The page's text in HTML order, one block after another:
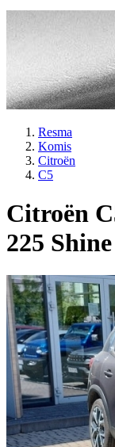
Resma
Komis
Citroën
C5
Citroën
225